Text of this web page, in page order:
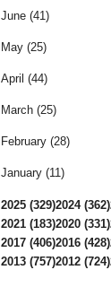
June (41)
May (25)
April (44)
March (25)
February (28)
January (11)
2025 (329)2024 (362)
2021 (183)2020 (331)
2017 (406)2016 (428)
2013 (757)2012 (724)